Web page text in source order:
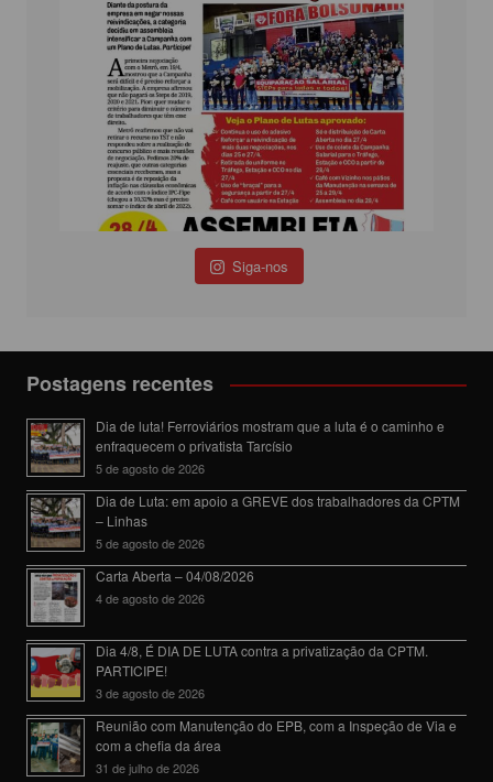
Siga-nos
Postagens recentes
Dia de luta! Ferroviários mostram que a luta é o caminho e
enfraquecem o privatista Tarcísio
5 de agosto de 2026
Dia de Luta: em apoio a GREVE dos trabalhadores da CPTM
– Linhas
5 de agosto de 2026
Carta Aberta – 04/08/2026
4 de agosto de 2026
Dia 4/8, É DIA DE LUTA contra a privatização da CPTM.
PARTICIPE!
3 de agosto de 2026
Reunião com Manutenção do EPB, com a Inspeção de Via e
com a chefia da área
31 de julho de 2026